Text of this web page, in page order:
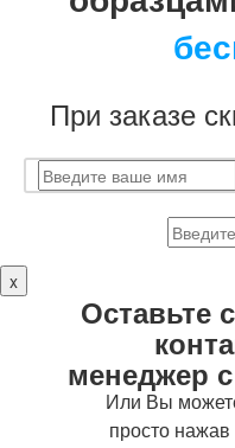
При заказе
x
Оставьте
менеджер
Или Вы
просто